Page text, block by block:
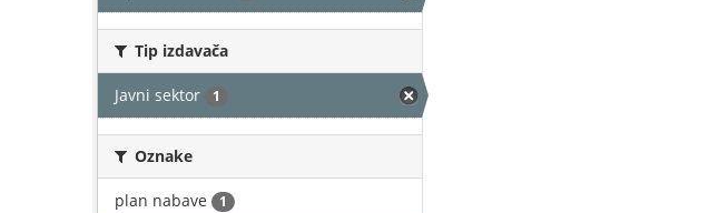
Tip izdavača
Javni sektor 1
Oznake
plan nabave 1